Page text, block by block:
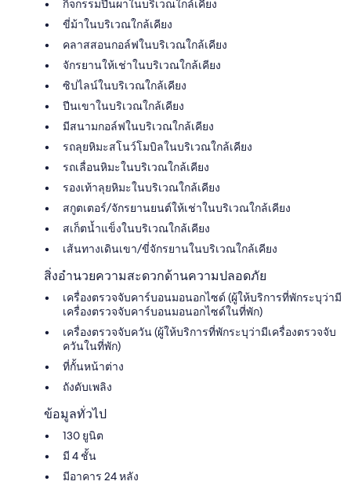
กิจกรรมปีนผาในบริเวณใกล้เคียง
ขี่ม้าในบริเวณใกล้เคียง
คลาสสอนกอล์ฟในบริเวณใกล้เคียง
จักรยานให้เช่าในบริเวณใกล้เคียง
ซิปไลน์ในบริเวณใกล้เคียง
ปีนเขาในบริเวณใกล้เคียง
มีสนามกอล์ฟในบริเวณใกล้เคียง
รถลุยหิมะสโนว์โมบิลในบริเวณใกล้เคียง
รถเลื่อนหิมะในบริเวณใกล้เคียง
รองเท้าลุยหิมะในบริเวณใกล้เคียง
สกูตเตอร์/จักรยานยนต์ให้เช่าในบริเวณใกล้เคียง
สเก็ตน้ำแข็งในบริเวณใกล้เคียง
เส้นทางเดินเขา/ขี่จักรยานในบริเวณใกล้เคียง
สิ่งอำนวยความสะดวกด้านความปลอดภัย
เครื่องตรวจจับคาร์บอนมอนอกไซด์ (ผู้ให้บริการที่พักระบุว่ามี
เครื่องตรวจจับคาร์บอนมอนอกไซด์ในที่พัก)
เครื่องตรวจจับควัน (ผู้ให้บริการที่พักระบุว่ามีเครื่องตรวจจับ
ควันในที่พัก)
ที่กั้นหน้าต่าง
ถังดับเพลิง
ข้อมูลทั่วไป
130 ยูนิต
มี 4 ชั้น
มีอาคาร 24 หลัง